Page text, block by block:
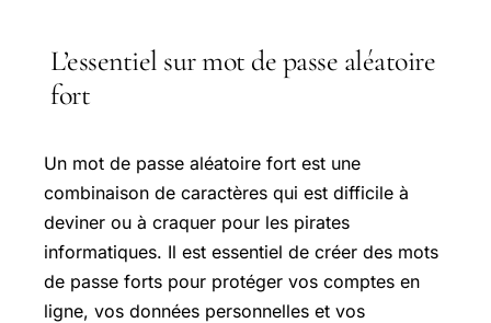
L’essentiel sur mot de passe aléatoire
fort
Un mot de passe aléatoire fort est une
combinaison de caractères qui est difficile à
deviner ou à craquer pour les pirates
informatiques. Il est essentiel de créer des mots
de passe forts pour protéger vos comptes en
ligne, vos données personnelles et vos